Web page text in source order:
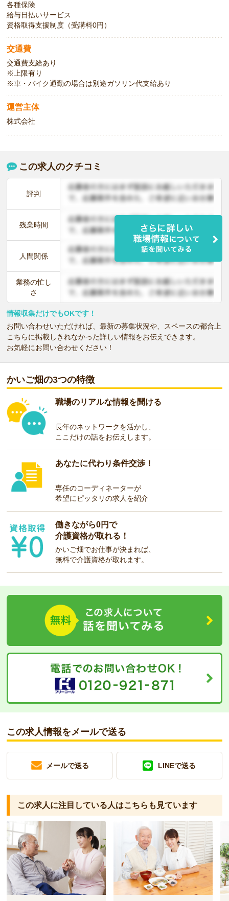
各種保険
給与日払いサービス
資格取得支援制度（受講料0円）
交通費
交通費支給あり
※上限有り
※車・バイク通勤の場合は別途ガソリン代支給あり
運営主体
株式会社
この求人のクチコミ
評判
残業時間
人間関係
業務の忙し
さ
情報収集だけでもOKです！
お問い合わせいただければ、最新の募集状況や、スペースの都合上
こちらに掲載しきれなかった詳しい情報をお伝えできます。
お気軽にお問い合わせください！
かいご畑の3つの特徴
職場のリアルな情報を聞ける
長年のネットワークを活かし、
ここだけの話をお伝えします。
あなたに代わり条件交渉！
専任のコーディネーターが
希望にピッタリの求人を紹介
働きながら0円で
介護資格が取れる！
かいご畑でお仕事が決まれば、
無料で介護資格が取れます。
この求人情報をメールで送る
メールで送る LINEで送る
この求人に注目している人はこちらも見ています